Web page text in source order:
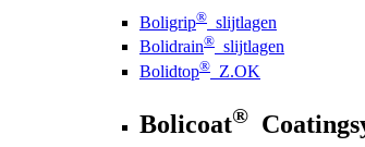
Boligrip® slijtlagen
Bolidrain® slijtlagen
Bolidtop® Z.OK
Bolicoat®